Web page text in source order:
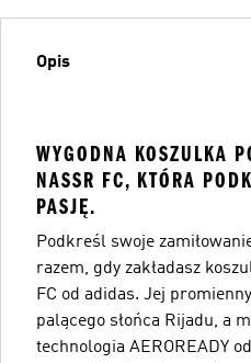
Opis
WYGODNA KOSZULKA
NASSR FC, KTÓRA
PASJĘ.
Podkreśl swoje
razem, gdy zakładasz
FC od adidas. Jej
palącego słońca Rijadu, a
technologia AEROREADY